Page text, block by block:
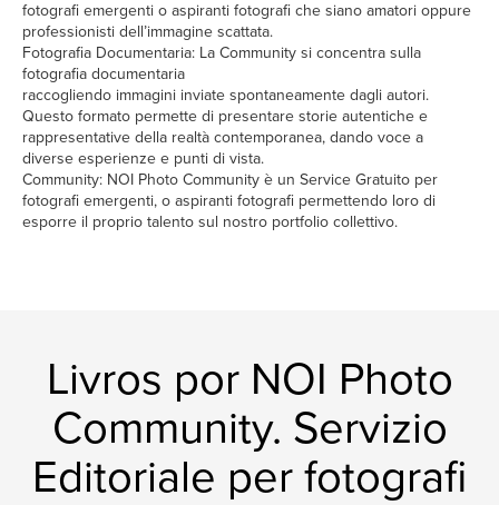
fotografi emergenti o aspiranti fotografi che siano amatori oppure
professionisti dell’immagine scattata.
Fotografia Documentaria: La Community si concentra sulla
fotografia documentaria
raccogliendo immagini inviate spontaneamente dagli autori.
Questo formato permette di presentare storie autentiche e
rappresentative della realtà contemporanea, dando voce a
diverse esperienze e punti di vista.
Community: NOI Photo Community è un Service Gratuito per
fotografi emergenti, o aspiranti fotografi permettendo loro di
esporre il proprio talento sul nostro portfolio collettivo.
Livros por NOI Photo
Community. Servizio
Editoriale per fotografi